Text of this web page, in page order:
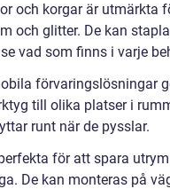
och korgar är utmärkta
och glitter. De kan
vad som finns i varje
förvaringslösningar
till olika platser i
runt när de pysslar.
för att spara
De kan monteras på